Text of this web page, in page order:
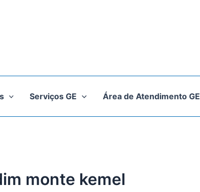
Serviços GE Área de Atendimento GE
monte kemel